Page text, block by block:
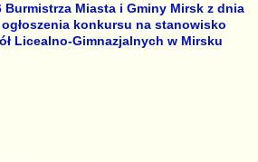
Burmistrza Miasta i Gminy Mirsk z dnia
ogłoszenia konkursu na stanowisko
Licealno-Gimnazjalnych w Mirsku